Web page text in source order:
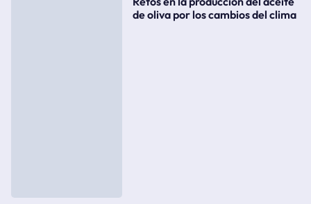
de oliva por los cambios del clima